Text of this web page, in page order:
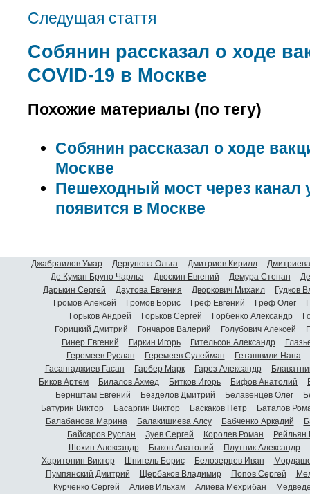
Следущая стаття
Собянин рассказал о ходе
COVID-19 в Москве
Похожие материалы (по тегу)
Собянин рассказал о ходе
Москве
Пешеходный мост через канал
появится в Москве
Джабраилов Умар Дергунова Ольга Дмитриев Кирилл
Де Куман Бруно Чарльз
Двоскин Евгений Демура Степан
Дарькин Сергей
Даутова Евгения Дворкович Михаил
Гудков
Громов Алексей
Громов Борис Греф Евгений Греф Олег
Горьков Андрей
Горьков Сергей Горбенко Александр
Горицкий Дмитрий
Гончаров Валерий Голубович Алексей
Гинер Евгений
Гиркин Игорь Гительсон Александр
Геремеев Руслан
Геремеев Сулейман
Геташвили Нана
Гасангаджиев Гасан
Гарбер Марк Гарез Александр
Биков Артем
Билалов Ахмед Битков Игорь Бифов Анатолий
Бернштам Евгений
Безделов Дмитрий Белавенцев Олег
Батурин Виктор
Басаргин Виктор Баскаков Петр
Баталов
Балабанова Марина
Балакишиева Алсу Бабченко Аркадий
Байсаров Руслан
Зуев Сергей Королев Роман
Шохин Александр
Быков Анатолий Плутник Александр
Харитонин Виктор
Шпигель Борис Белозерцев Иван
Пумпянский Дмитрий
Щербаков Владимир Попов Сергей
Курченко Сергей
Алиев Ильхам Алиева Мехрибан